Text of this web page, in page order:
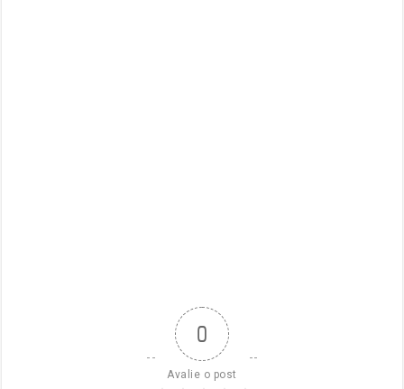
0
Avalie o post